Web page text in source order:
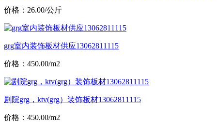
价格：26.00/公斤
grg室内装饰板材供应13062811115
价格：450.00/m2
剧院grg，ktv(grg）装饰板材13062811115
价格：450.00/m2